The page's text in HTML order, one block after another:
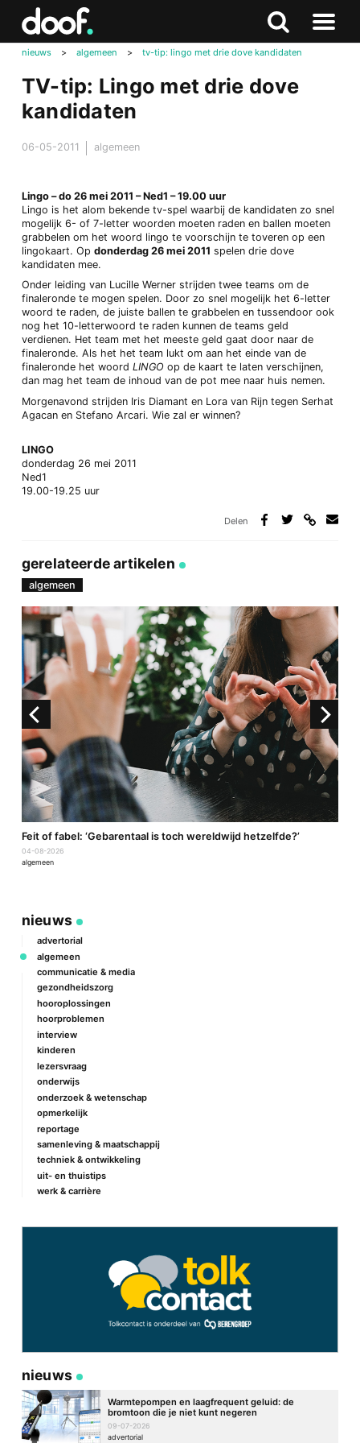
Zoeken
Naar
nieuws > algemeen > tv-tip: lingo met drie dove kandidaten
TV-tip: Lingo met drie dove
kandidaten
06-05-2011 algemeen
Lingo – do 26 mei 2011 – Ned1 – 19.00 uur
Lingo is het alom bekende tv-spel waarbij de kandidaten zo snel
mogelijk 6- of 7-letter woorden moeten raden en ballen moeten
grabbelen om het woord lingo te voorschijn te toveren op een
lingokaart. Op donderdag 26 mei 2011 spelen drie dove
kandidaten mee.
Onder leiding van Lucille Werner strijden twee teams om de
finaleronde te mogen spelen. Door zo snel mogelijk het 6-letter
woord te raden, de juiste ballen te grabbelen en tussendoor ook
nog het 10-letterwoord te raden kunnen de teams geld
verdienen. Het team met het meeste geld gaat door naar de
finaleronde. Als het het team lukt om aan het einde van de
finaleronde het woord LINGO op de kaart te laten verschijnen,
dan mag het team de inhoud van de pot mee naar huis nemen.
Morgenavond strijden Iris Diamant en Lora van Rijn tegen Serhat
Agacan en Stefano Arcari. Wie zal er winnen?
LINGO
donderdag 26 mei 2011
Ned1
19.00-19.25 uur
Delen
gerelateerde artikelen
algemeen
Feit of fabel: ‘Gebarentaal is toch wereldwijd hetzelfde?’
04-08-2026
algemeen
nieuws
advertorial
algemeen
communicatie & media
gezondheidszorg
hooroplossingen
hoorproblemen
interview
kinderen
lezersvraag
onderwijs
onderzoek & wetenschap
opmerkelijk
reportage
samenleving & maatschappij
techniek & ontwikkeling
uit- en thuistips
werk & carrière
nieuws
Warmtepompen en laagfrequent geluid: de
bromtoon die je niet kunt negeren
09-07-2026
advertorial
Doof.nl
Zoeken